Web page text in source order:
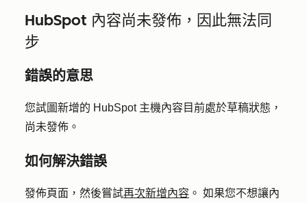
HubSpot 內容尚未發佈，因此無法同
步
錯誤的意思
您試圖新增的 HubSpot 主機內容目前處於草稿狀態，
尚未發佈。
如何解決錯誤
發佈頁面，然後嘗試再次新增內容 。 如果您不想讓內